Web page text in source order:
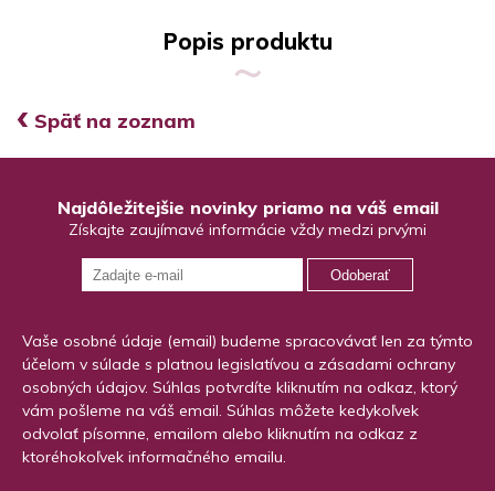
Popis produktu
‹ Späť na zoznam
Najdôležitejšie novinky priamo na váš email
Získajte zaujímavé informácie vždy medzi prvými
Odoberať
Vaše osobné údaje (email) budeme spracovávať len za týmto
účelom v súlade s platnou legislatívou a zásadami ochrany
osobných údajov. Súhlas potvrdíte kliknutím na odkaz, ktorý
vám pošleme na váš email. Súhlas môžete kedykoľvek
odvolať písomne, emailom alebo kliknutím na odkaz z
ktoréhokoľvek informačného emailu.